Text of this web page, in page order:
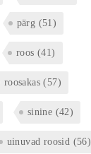
pärg (51)
roos (41)
roosakas (57)
sinine (42)
uinuvad roosid (56)